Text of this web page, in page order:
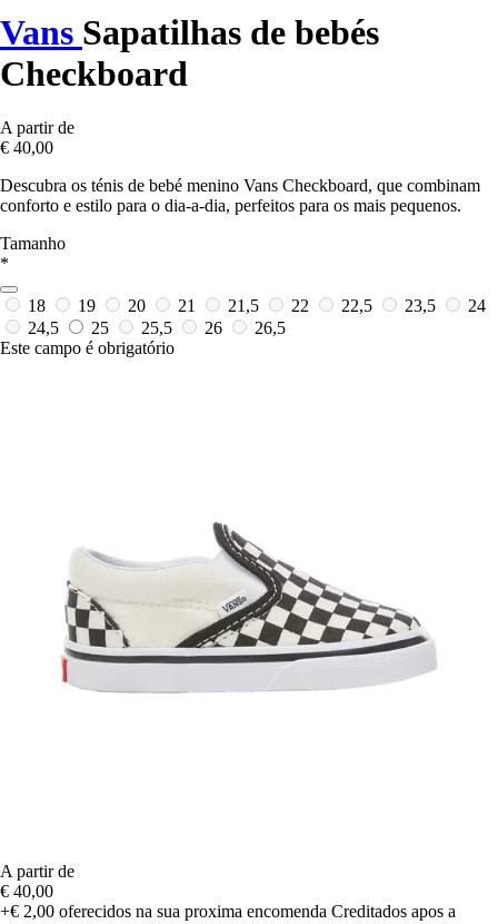
Vans Sapatilhas de bebés
Checkboard
A partir de
€ 40,00
Descubra os ténis de bebé menino Vans Checkboard, que combinam
conforto e estilo para o dia-a-dia, perfeitos para os mais pequenos.
Tamanho
*
18 19 20 21 21,5 22 22,5 23,5
24
24,5
25 25,5 26
26,5
Este campo é obrigatório
A partir de
€ 40,00
+€ 2,00 oferecidos na sua proxima encomenda Creditados apos a